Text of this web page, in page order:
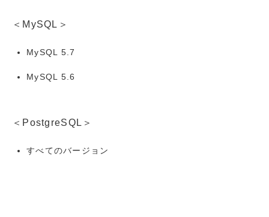
＜MySQL＞
MySQL 5.7
MySQL 5.6
＜PostgreSQL＞
すべてのバージョン